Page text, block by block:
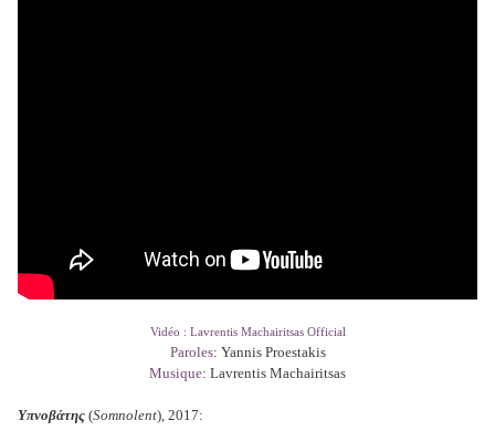
Vidéo : Lavrentis Machairitsas Official
Paroles: Yannis Proestakis
Musique: Lavrentis Machairitsas
Υπνοβάτης (Somnolent), 2017: